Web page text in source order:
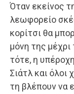
Όταν εκείνος
λεωφορείο
κορίτσι θα
μόνη της μέχρι
τότε, η
Σιάτλ και όλοι
τη βλέπουν να